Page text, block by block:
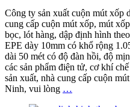
Công ty sản xuất cuộn mút
cung cấp cuộn mút xốp, mút
bọc, lót hàng, dập định hình
EPE dày 10mm có khổ rộng
dài 50 mét có độ đàn hồi, độ
các sản phẩm điện tử, cơ khí
sản xuất, nhà cung cấp cuộn
Ninh, vui lòng …